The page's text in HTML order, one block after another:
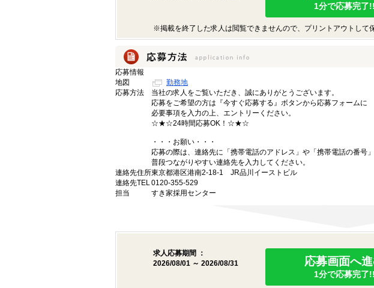
1分で応募完了!!
※掲載を終了した求人は閲覧できませんので、プリントアウトして
応募情報
地図
勤務地
応募方法
当社の求人をご覧いただき、誠にありがとうございます。
応募をご希望の方は『今すぐ応募する』ボタンから応募フォームに
必要事項を入力の上、エントリーください。
☆★☆24時間応募OK！☆★☆
・・・お願い・・・
応募の際は、連絡先に「携帯電話のアドレス」や「携帯電話の番号
普段つながりやすい連絡先を入力してください。
連絡先住所東京都港区港南2-18-1 JR品川イーストビル
連絡先TEL0120-355-529
担当
すき家採用センター
求人応募期間 ：
2026/08/01 ～ 2026/08/31
応募画面へ
1分で応募完了!!